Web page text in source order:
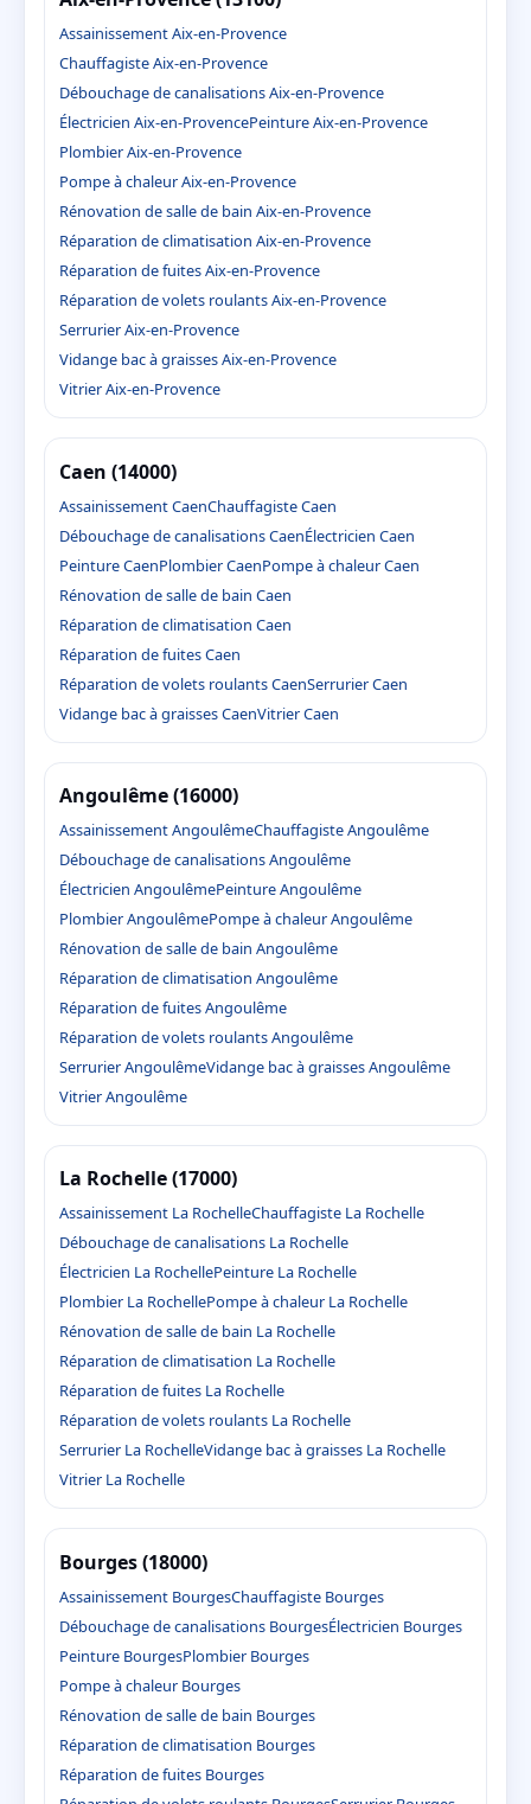
Assainissement Aix-en-Provence
Chauffagiste Aix-en-Provence
Débouchage de canalisations Aix-en-Provence
Électricien Aix-en-ProvencePeinture Aix-en-Provence
Plombier Aix-en-Provence
Pompe à chaleur Aix-en-Provence
Rénovation de salle de bain Aix-en-Provence
Réparation de climatisation Aix-en-Provence
Réparation de fuites Aix-en-Provence
Réparation de volets roulants Aix-en-Provence
Serrurier Aix-en-Provence
Vidange bac à graisses Aix-en-Provence
Vitrier Aix-en-Provence
Caen (14000)
Assainissement CaenChauffagiste Caen
Débouchage de canalisations CaenÉlectricien Caen
Peinture CaenPlombier CaenPompe à chaleur Caen
Rénovation de salle de bain Caen
Réparation de climatisation Caen
Réparation de fuites Caen
Réparation de volets roulants CaenSerrurier Caen
Vidange bac à graisses CaenVitrier Caen
Angoulême (16000)
Assainissement AngoulêmeChauffagiste Angoulême
Débouchage de canalisations Angoulême
Électricien AngoulêmePeinture Angoulême
Plombier AngoulêmePompe à chaleur Angoulême
Rénovation de salle de bain Angoulême
Réparation de climatisation Angoulême
Réparation de fuites Angoulême
Réparation de volets roulants Angoulême
Serrurier AngoulêmeVidange bac à graisses Angoulême
Vitrier Angoulême
La Rochelle (17000)
Assainissement La RochelleChauffagiste La Rochelle
Débouchage de canalisations La Rochelle
Électricien La RochellePeinture La Rochelle
Plombier La RochellePompe à chaleur La Rochelle
Rénovation de salle de bain La Rochelle
Réparation de climatisation La Rochelle
Réparation de fuites La Rochelle
Réparation de volets roulants La Rochelle
Serrurier La RochelleVidange bac à graisses La Rochelle
Vitrier La Rochelle
Bourges (18000)
Assainissement BourgesChauffagiste Bourges
Débouchage de canalisations BourgesÉlectricien Bourges
Peinture BourgesPlombier Bourges
Pompe à chaleur Bourges
Rénovation de salle de bain Bourges
Réparation de climatisation Bourges
Réparation de fuites Bourges